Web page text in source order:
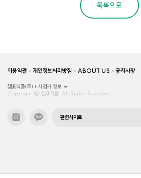
목록으로
이용약관 개인정보처리방침 ABOUT US 공지사항
샘표식품(주)
사업자 정보
Copyright © 샘표식품, All Rights Reserved.
관련사이트